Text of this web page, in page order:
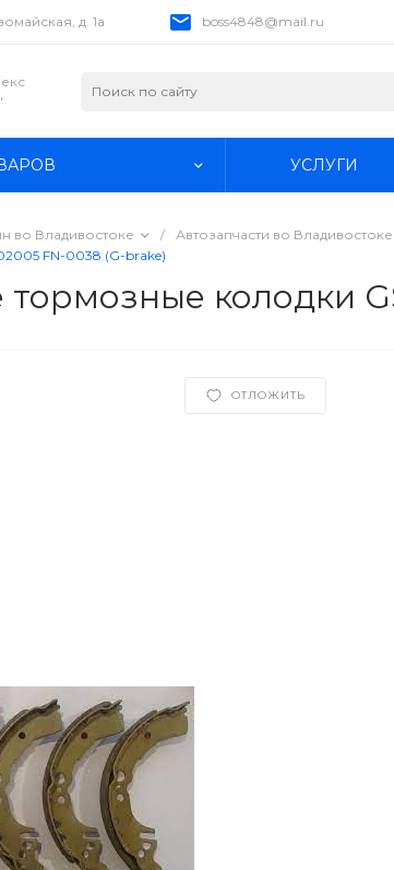
д. 1а boss4848@mail.ru
УСЛУГИ
во Владивостоке / Автозапчасти во Владивостоке
FN-0038 (G-brake)
колодки
ОТЛОЖИТЬ